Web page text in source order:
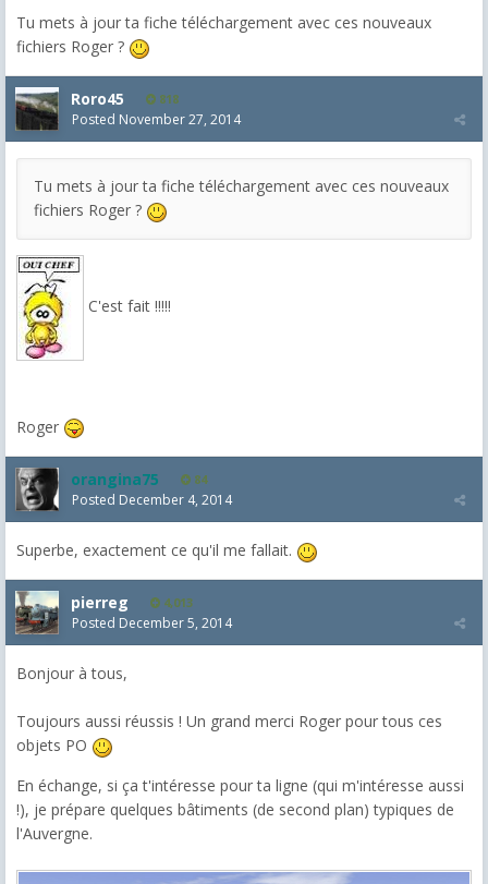
Tu mets à jour ta fiche téléchargement avec ces nouveaux
fichiers Roger ?
Roro45 818
Posted November 27, 2014
Tu mets à jour ta fiche téléchargement avec ces nouveaux
fichiers Roger ?
C'est fait !!!!!
Roger
orangina75 84
Posted December 4, 2014
Superbe, exactement ce qu'il me fallait.
pierreg 4,013
Posted December 5, 2014
Bonjour à tous,
Toujours aussi réussis ! Un grand merci Roger pour tous ces
objets PO
En échange, si ça t'intéresse pour ta ligne (qui m'intéresse aussi
!), je prépare quelques bâtiments (de second plan) typiques de
l'Auvergne.